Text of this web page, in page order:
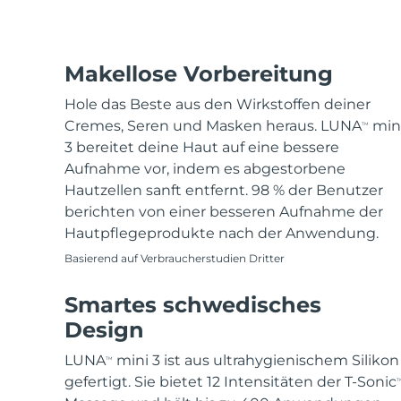
Makellose Vorbereitung
Hole das Beste aus den Wirkstoffen deiner
Cremes, Seren und Masken heraus. LUNATM
3 bereitet deine Haut auf eine bessere
Aufnahme vor, indem es abgestorbene
Hautzellen sanft entfernt. 98 % der Benutzer
berichten von einer besseren Aufnahme der
Hautpflegeprodukte nach der Anwendung.
Basierend auf Verbraucherstudien Dritter
Smartes schwedisches
Design
LUNATM
mini 3 ist aus ultrahygienischem Silikon
gefertigt. Sie bietet 12 Intensitäten der T-Sonic